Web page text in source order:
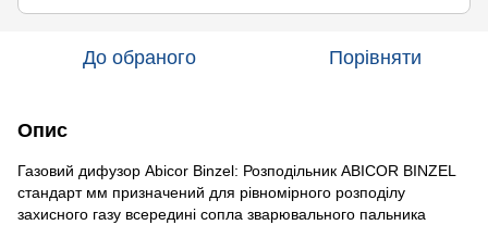
До обраного Порівняти
Опис
Газовий дифузор Abicor Binzel: Розподільник ABICOR BINZEL
стандарт мм призначений для рівномірного розподілу
захисного газу всередині сопла зварювального пальника